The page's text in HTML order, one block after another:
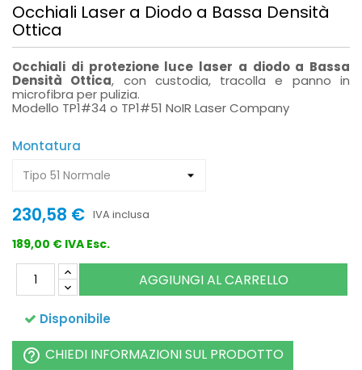
Occhiali Laser a Diodo a Bassa Densità
Ottica
Occhiali di protezione luce laser a diodo a Bassa
Densità Ottica, con custodia, tracolla e panno in
microfibra per pulizia.
Modello TP1#34 o TP1#51 NoIR Laser Company
Montatura
230,58 € IVA inclusa
189,00 € IVA Esc.
AGGIUNGI AL CARRELLO
Disponibile
help_outline CHIEDI INFORMAZIONI SUL PRODOTTO